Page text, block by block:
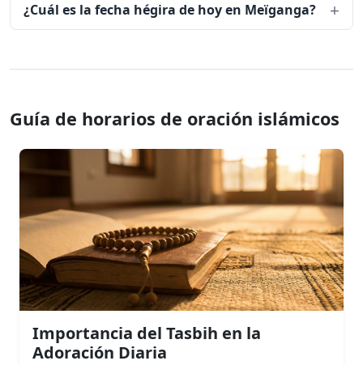
¿Cuál es la fecha hégira de hoy en Meïganga?
Guía de horarios de oración islámicos
Importancia del Tasbih en la
Adoración Diaria